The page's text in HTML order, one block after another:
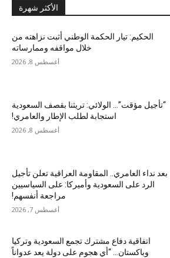
الأكثر شهرة
الحكيم: تيار الحكمة الوطني أثبت نزاهته من
خلال مواقفه وممارساته
أغسطس 8, 2026
“تأجيل مؤقت”… الولائي: تريثنا بقصف السعودية
استجابة لطلب الإطار والعامري!
أغسطس 8, 2026
بعد نداء العامري.. المقاومة العراقية تعلن تأجيل
الرد على السعودية وأميركا: على السياسيين
مراجعة أنفسهم!
أغسطس 7, 2026
اتفاقية دفاع مشترك تجمع السعودية وتركيا
وباكستان… “أي هجوم على دولة يعد عدواناً